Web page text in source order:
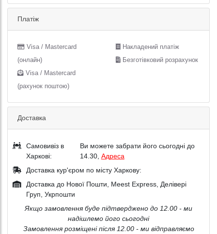
Платіж
Visa / Mastercard
(онлайн)
Visa / Mastercard
(рахунок поштою)
Накладений платіж
Безготівковий розрахунок
Доставка
Самовивіз в
Харкові:
Ви можете забрати його сьогодні до
14.30, Адреса
Доставка кур'єром по місту Харкову:
Доставка до Нової Пошти, Meest Express, Делівері
Груп, Укрпошти
Якщо замовлення буде підтверджено до 12.00 - ми
надішлемо його сьогодні
Замовлення розміщені після 12.00 - ми відправляємо